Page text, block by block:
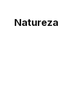
Natureza